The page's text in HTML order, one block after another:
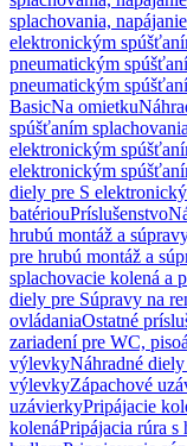
splachovania,
elektronickým
pneumatickým
pneumatickým
BasicNa omietku
spúšťaním
elektronickým
elektronickým
diely pre S
batériouPríslušenstvo
hrubú montáž a
pre hrubú montáž a
splachovacie kolená a
diely pre Súpravy na
ovládaniaOstatné
zariadení pre WC,
výlevkyNáhradné
výlevkyZápachové
uzávierkyPripájacie
kolenáPripájacia rúra s